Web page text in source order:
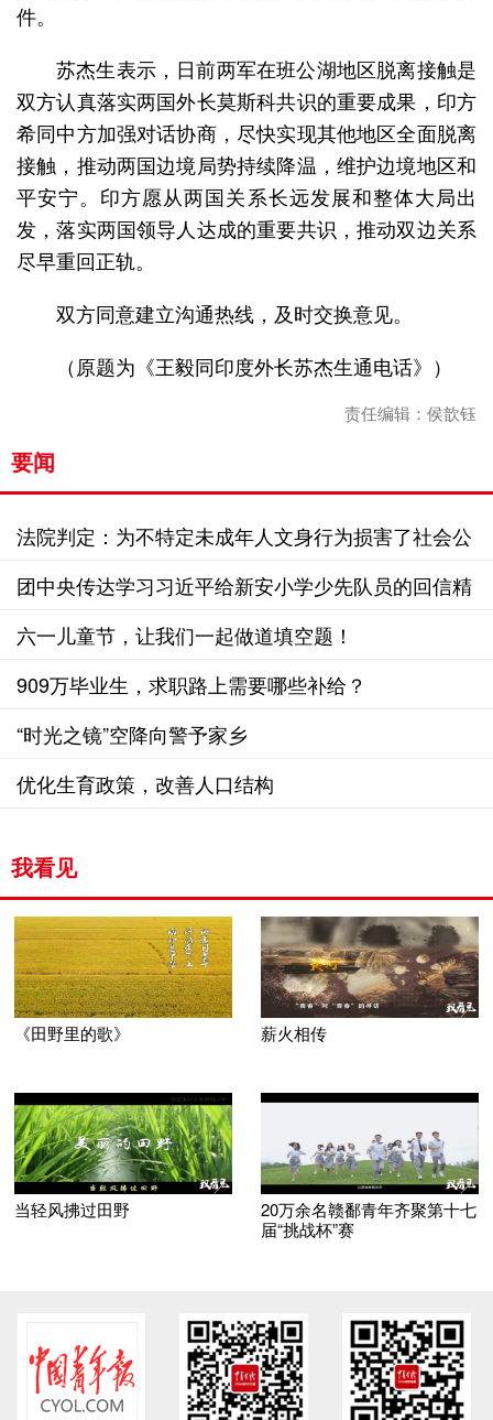
件。
苏杰生表示，日前两军在班公湖地区脱离接触是
双方认真落实两国外长莫斯科共识的重要成果，印方
希同中方加强对话协商，尽快实现其他地区全面脱离
接触，推动两国边境局势持续降温，维护边境地区和
平安宁。印方愿从两国关系长远发展和整体大局出
发，落实两国领导人达成的重要共识，推动双边关系
尽早重回正轨。
双方同意建立沟通热线，及时交换意见。
（原题为《王毅同印度外长苏杰生通电话》）
责任编辑：侯歆钰
要闻
法院判定：为不特定未成年人文身行为损害了社会公
共利益
团中央传达学习习近平给新安小学少先队员的回信精
神
六一儿童节，让我们一起做道填空题！
909万毕业生，求职路上需要哪些补给？
“时光之镜”空降向警予家乡
优化生育政策，改善人口结构
我看见
《田野里的歌》 薪火相传
当轻风拂过田野
20万余名赣鄱青年齐聚第十七
届“挑战杯”赛